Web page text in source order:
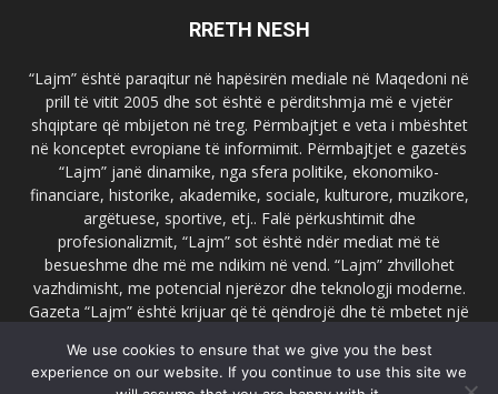
RRETH NESH
“Lajm” është paraqitur në hapësirën mediale në Maqedoni në
prill të vitit 2005 dhe sot është e përditshmja më e vjetër
shqiptare që mbijeton në treg. Përmbajtjet e veta i mbështet
në konceptet evropiane të informimit. Përmbajtjet e gazetës
“Lajm” janë dinamike, nga sfera politike, ekonomiko-
financiare, historike, akademike, sociale, kulturore, muzikore,
argëtuese, sportive, etj.. Falë përkushtimit dhe
profesionalizmit, “Lajm” sot është ndër mediat më të
besueshme dhe më me ndikim në vend. “Lajm” zhvillohet
vazhdimisht, me potencial njerëzor dhe teknologji moderne.
Gazeta “Lajm” është krijuar që të qëndrojë dhe të mbetet një
faqja zyrtare e gazetës “Lajm”, www.lajmpress.org është një
ndër portalet më të njohur në Maqedoni.
We use cookies to ensure that we give you the best
experience on our website. If you continue to use this site we